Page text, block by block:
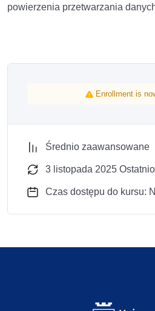
powierzenia przetwarzania
Enrollment is
Średnio zaawansowane
3 listopada 2025
Czas dostępu do kursu: